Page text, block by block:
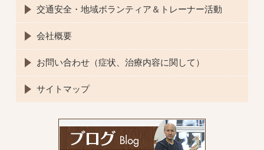
交通安全・地域ボランティア＆トレーナー活動
会社概要
お問い合わせ（症状、治療内容に関して）
サイトマップ